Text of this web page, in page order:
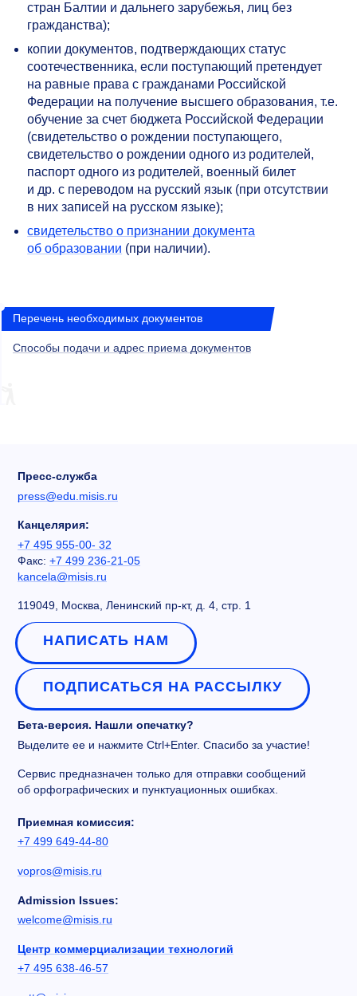
стран Балтии и дальнего зарубежья, лиц без
гражданства);
копии документов, подтверждающих статус
соотечественника, если поступающий претендует
на равные права с гражданами Российской
Федерации на получение высшего образования, т.е.
обучение за счет бюджета Российской Федерации
(свидетельство о рождении поступающего,
свидетельство о рождении одного из родителей,
паспорт одного из родителей, военный билет
и др. с переводом на русский язык (при отсутствии
в них записей на русском языке);
свидетельство о признании документа
об образовании (при наличии).
Перечень необходимых документов
Способы подачи и адрес приема документов
Пресс-служба
press@edu.misis.ru
Канцелярия:
+7 495 955-00- 32
Факс: +7 499 236-21-05
kancela@misis.ru
119049, Москва, Ленинский пр-кт, д. 4, стр. 1
НАПИСАТЬ НАМ
ПОДПИСАТЬСЯ НА РАССЫЛКУ
Бета-версия. Нашли опечатку?
Выделите ее и нажмите Ctrl+Enter. Спасибо за участие!
Сервис предназначен только для отправки сообщений
об орфографических и пунктуационных ошибках.
Приемная комиссия:
+7 499 649-44-80
vopros@misis.ru
Admission Issues:
welcome@misis.ru
Центр коммерциализации технологий
+7 495 638-46-57